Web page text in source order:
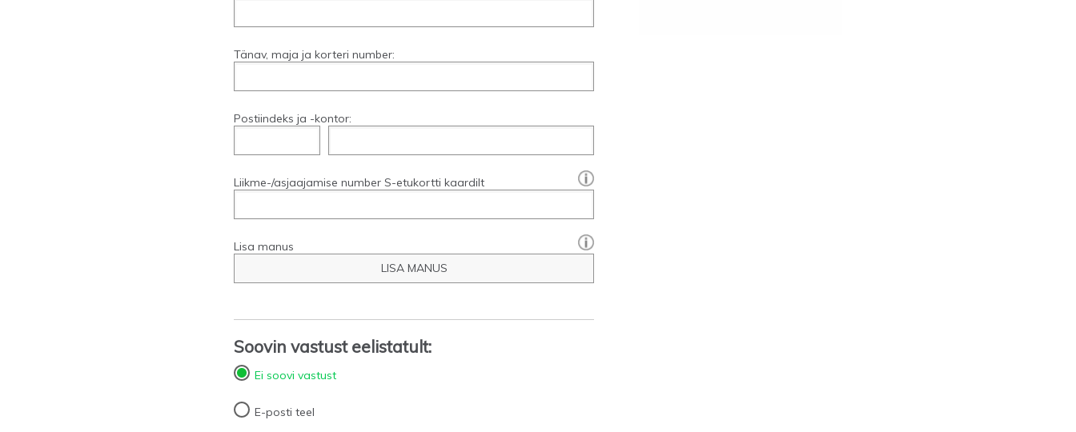
Tänav, maja ja korteri number:
Postiindeks ja -kontor:
Liikme-/asjaajamise number S-etukortti kaardilt
Lisa manus
LISA MANUS
Soovin vastust eelistatult:
Ei soovi vastust
E-posti teel